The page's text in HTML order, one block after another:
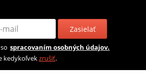
Zasielať
spracovaním osobných údajov.
kedykoľvekzrušiť.